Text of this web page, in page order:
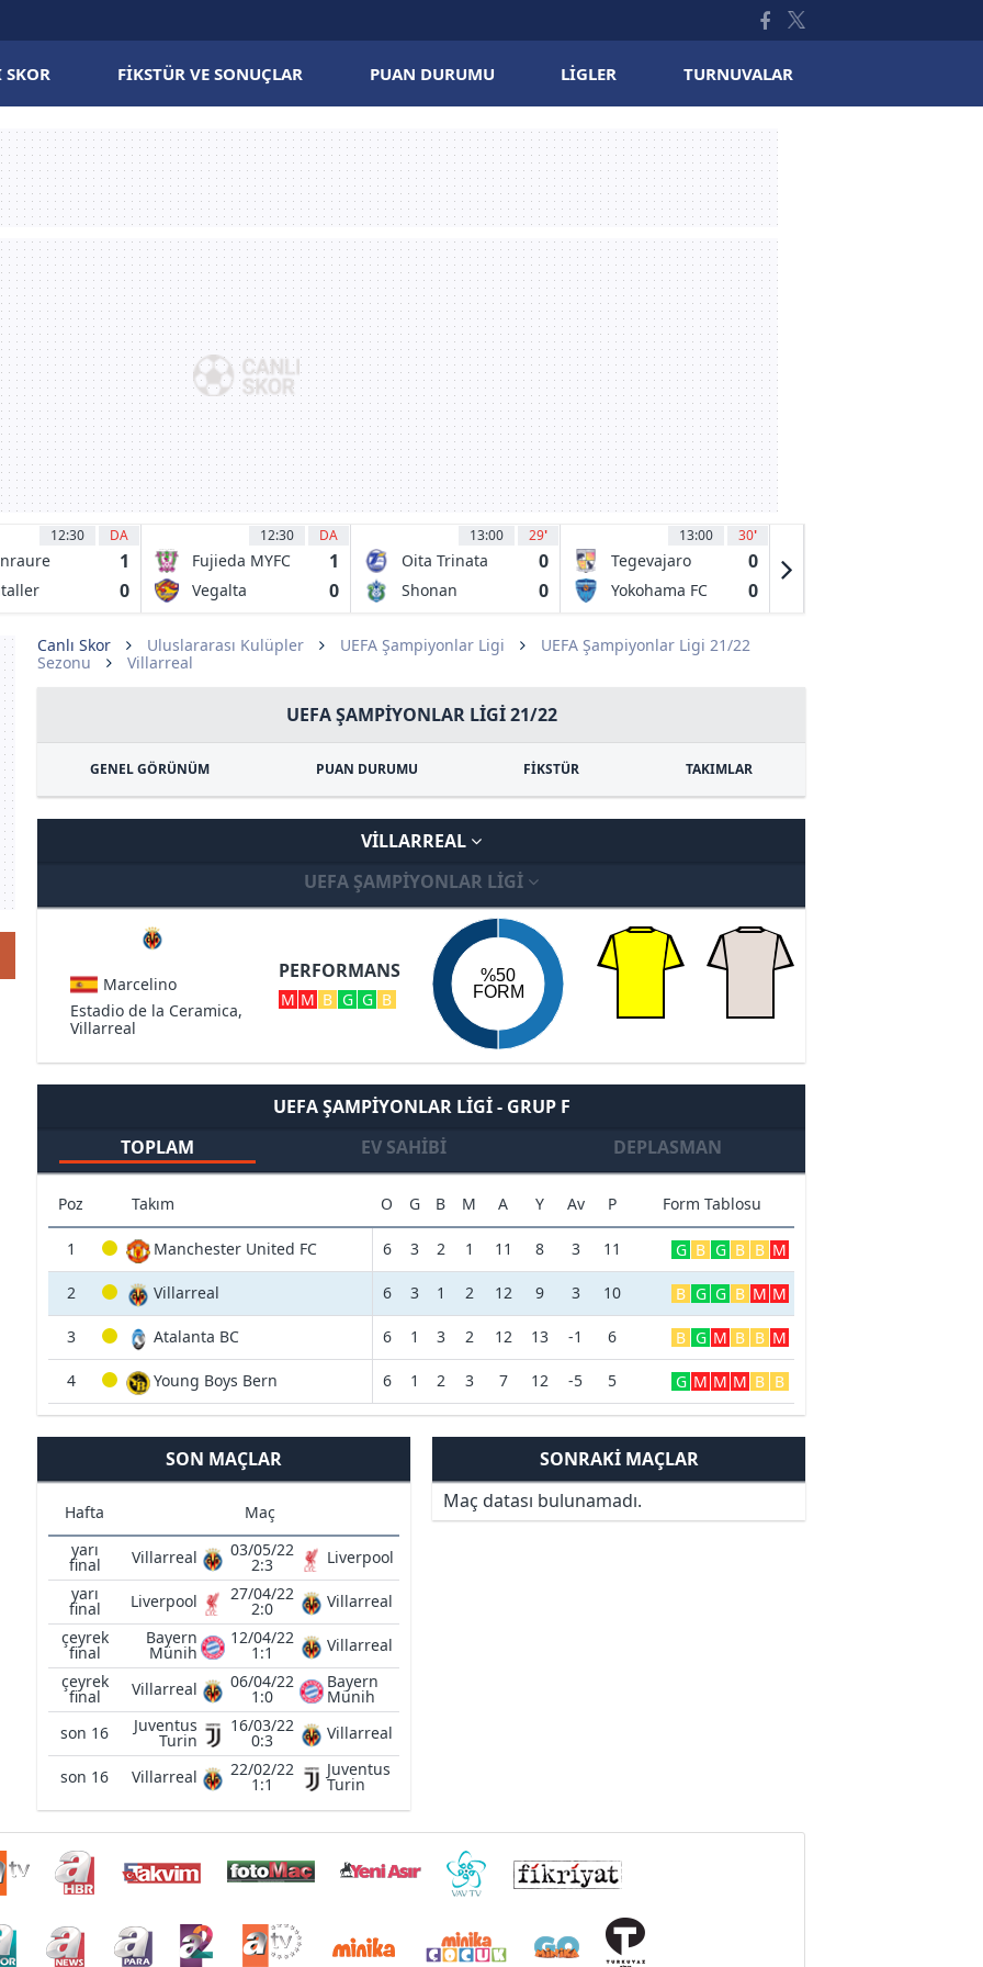
SKOR FIKSTÜR VE SONUÇLAR PUAN DURUMU LIGLER TURNUVALAR
12:30 DA
FC
1
0
12:30 DA
Fujieda MYFC 1
Vegalta
0
13:00 29'
Oita Trinata 0
Shonan
0
13:00 30'
Tegevajaro
Miyazaki
0
Yokohama FC 0
Canlı Skor Uluslararası Kulüpler UEFA Şampiyonlar Ligi
UEFA Şampiyonlar Ligi 21/22
Sezonu
Villarreal
UEFA ŞAMPIYONLAR LIGI 21/22
GENEL GÖRÜNÜM PUAN DURUMU FİKSTÜR TAKIMLAR
VILLARREAL
UEFA ŞAMPIYONLAR LIGI
Marcelino
Estadio de la Ceramica,
Villarreal
PERFORMANS
M M B G G B
%50
FORM
UEFA ŞAMPIYONLAR LIGI - GRUP F
TOPLAM
EV SAHIBI DEPLASMAN
Poz Takım O G B M A Y Av P Form Tablosu
1 Manchester United FC 6 3 2 1 11 8 3 11 G B G B B M
2 Villarreal 6 3 1 2 12 9 3 10 B G G B M M
3 Atalanta BC 6 1 3 2 12 13 -1 6 B G M B B M
4 Young Boys Bern 6 1 2 3 7 12 -5 5 G M M M B B
SON MAÇLAR
Hafta
Maç
yarı
final Villarreal 03/05/22
2:3
Liverpool
yarı
final Liverpool 27/04/22
2:0
Villarreal
çeyrek
final
Bayern
Münih
12/04/22
1:1
Villarreal
çeyrek
final Villarreal 06/04/22
1:0
Bayern
Münih
son 16
Juventus
Turin
16/03/22
0:3 Villarreal
son 16 Villarreal 22/02/22
1:1
Juventus
Turin
SONRAKI MAÇLAR
Maç datası bulunamadı.